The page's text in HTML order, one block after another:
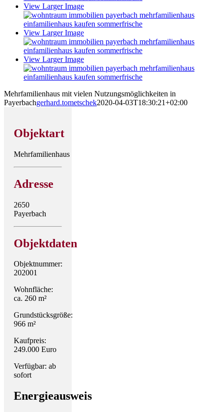
View Larger Image
View Larger Image
View Larger Image
Mehrfamilienhaus mit vielen Nutzungsmöglichkeiten in
Payerbachgerhard.tometschek2020-04-03T18:30:21+02:00
Objektart
Mehrfamilienhaus
Adresse
2650
Payerbach
Objektdaten
Objektnummer:
202001
Wohnfläche:
ca. 260 m²
Grundstücksgröße:
966 m²
Kaufpreis:
249.000 Euro
Verfügbar: ab
sofort
Energieausweis